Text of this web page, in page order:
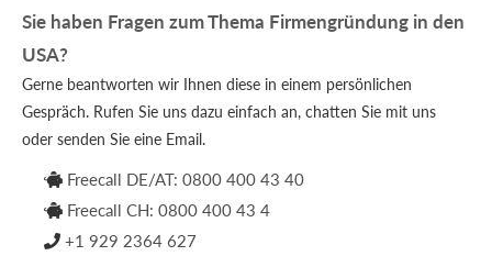
Sie haben Fragen zum Thema Firmengründung in den
USA?
Gerne beantworten wir Ihnen diese in einem persönlichen
Gespräch. Rufen Sie uns dazu einfach an, chatten Sie mit uns
oder senden Sie eine Email.
 Freecall DE/AT: 0800 400 43 40
 Freecall CH: 0800 400 43 4
 +1 929 2364 627